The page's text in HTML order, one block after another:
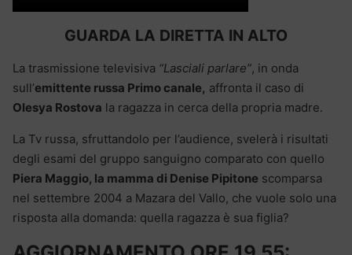
GUARDA LA DIRETTA IN ALTO
La trasmissione televisiva “Lasciali parlare”, in onda
sull’emittente russa Primo canale, affronta il caso di
Olesya Rostova la ragazza in cerca della propria madre.
La Tv russa, sfruttandolo per l’audience, svelerà i risultati
degli esami del gruppo sanguigno comparato con quello
Piera Maggio, la mamma di Denise Pipitone scomparsa
nel settembre 2004 a Mazara del Vallo, che vuole solo una
risposta alla domanda: quella ragazza è sua figlia?